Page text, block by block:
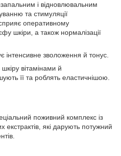
і відновлювальним
та стимуляції
оперативному
шкіри, а також нормалізації
інтенсивне зволоження й тонус.
вітамінами й
її та роблять еластичнішою.
поживний комплекс із
екстрактів, які дарують потужний